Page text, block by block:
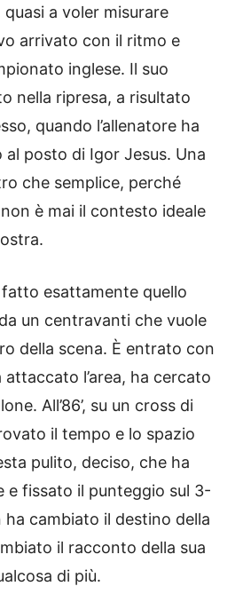
a voler misurare
arrivato con il ritmo e
inglese. Il suo
nella ripresa, a risultato
quando l’allenatore ha
al posto di Igor Jesus. Una
che semplice, perché
è mai il contesto ideale
esattamente quello
un centravanti che vuole
della scena. È entrato con
l’area, ha cercato
All’86’, su un cross di
il tempo e lo spazio
pulito, deciso, che ha
e fissato il punteggio sul 3-
ha cambiato il destino della
il racconto della sua
di più.